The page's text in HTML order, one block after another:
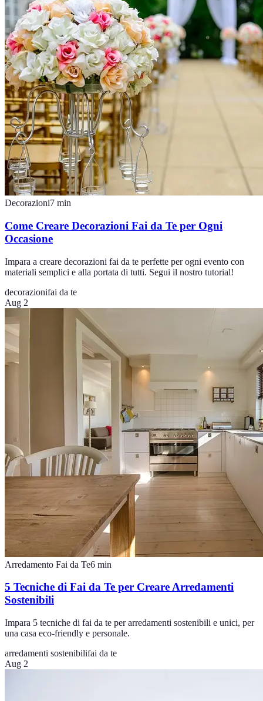
Decorazioni7 min
Come Creare Decorazioni Fai da Te per Ogni
Occasione
Impara a creare decorazioni fai da te perfette per ogni evento con
materiali semplici e alla portata di tutti. Segui il nostro tutorial!
decorazionifai da te
Aug 2
Arredamento Fai da Te6 min
5 Tecniche di Fai da Te per Creare Arredamenti
Sostenibili
Impara 5 tecniche di fai da te per arredamenti sostenibili e unici, per
una casa eco-friendly e personale.
arredamenti sostenibilifai da te
Aug 2